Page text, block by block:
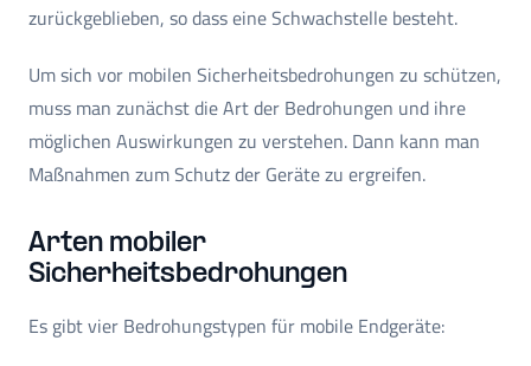
zurückgeblieben, so dass eine Schwachstelle besteht.
Um sich vor mobilen Sicherheitsbedrohungen zu schützen,
muss man zunächst die Art der Bedrohungen und ihre
möglichen Auswirkungen zu verstehen. Dann kann man
Maßnahmen zum Schutz der Geräte zu ergreifen.
Arten mobiler
Sicherheitsbedrohungen
Es gibt vier Bedrohungstypen für mobile Endgeräte: